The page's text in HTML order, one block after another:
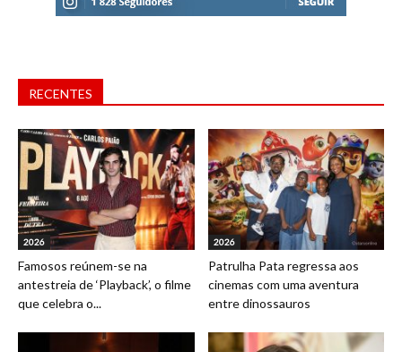
RECENTES
2026
Famosos reúnem-se na
antestreia de ‘Playback’, o filme
que celebra o...
2026
Patrulha Pata regressa aos
cinemas com uma aventura
entre dinossauros